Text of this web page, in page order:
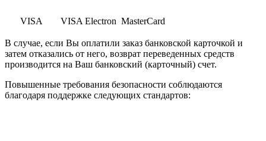
VISA VISA Electron MasterCard
В случае, если Вы оплатили заказ банковской карточкой и
затем отказались от него, возврат переведенных средств
производится на Ваш банковский (карточный) счет.
Повышенные требования безопасности соблюдаются
благодаря поддержке следующих стандартов: